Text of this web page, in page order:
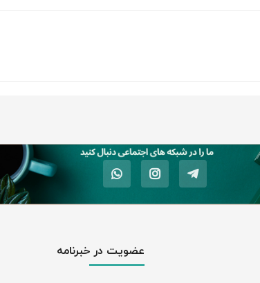
عضویت در خبرنامه